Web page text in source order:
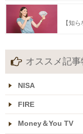
【知
オススメ記事
NISA
FIRE
Money＆You TV